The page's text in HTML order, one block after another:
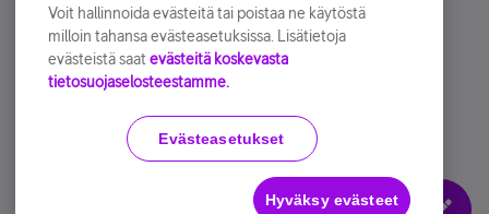
Käyttöehdot Accessibility statement
Voit hallinnoida evästeitä tai poistaa ne käytöstä
milloin tahansa evästeasetuksissa. Lisätietoja
evästeistä saat evästeitä koskevasta
tietosuojaselosteestamme.
Evästeasetukset
Hyväksy evästeet